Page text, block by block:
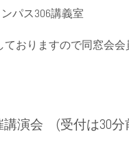
パス306講義室
おりますので同窓会
講演会 (受付は30分